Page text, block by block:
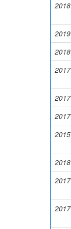
2018
2019
2018
2017
2017
2017
2015
2018
2017
2017